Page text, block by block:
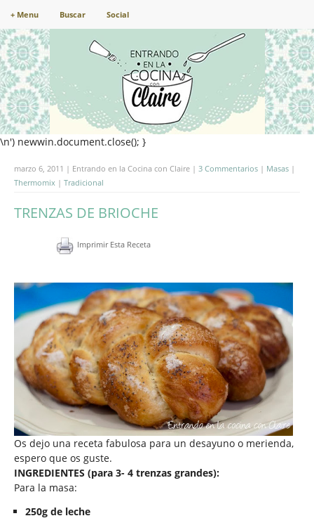
+ Menu Buscar Social
\n') newwin.document.close(); }
marzo 6, 2011 | Entrando en la Cocina con Claire | 3 Commentarios | Masas |
Thermomix | Tradicional
TRENZAS DE BRIOCHE
Imprimir Esta Receta
Os dejo una receta fabulosa para un desayuno o merienda,
espero que os guste.
INGREDIENTES (para 3- 4 trenzas grandes):
Para la masa:
250g de leche